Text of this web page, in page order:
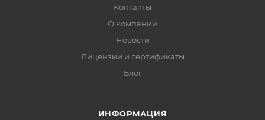
Контакты
О компании
Новости
Лицензии и сертификаты
Блог
ИНФОРМАЦИЯ